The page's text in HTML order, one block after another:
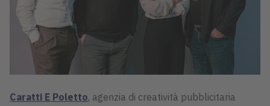
Caratti E Poletto, agenzia di creatività pubblicitaria